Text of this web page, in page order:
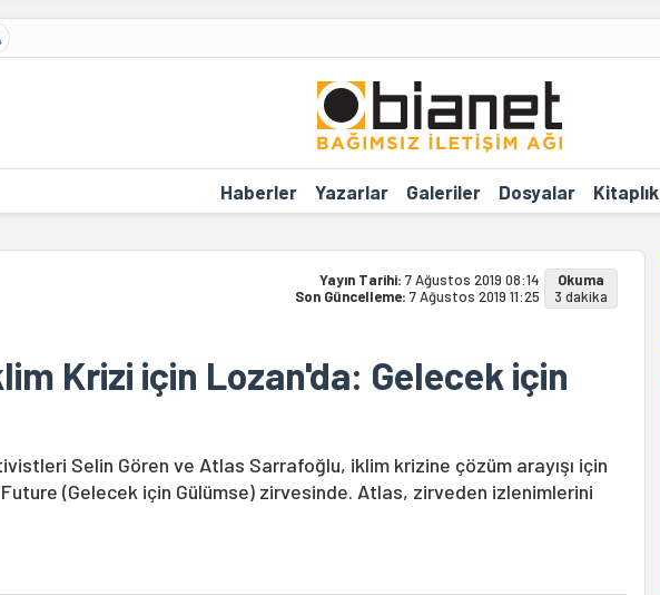
Haberler Yazarlar Galeriler Dosyalar Kitaplık
Yayın Tarihi: 7 Ağustos 2019 08:14
Son Güncelleme: 7 Ağustos 2019 11:25
Okuma
3 dakika
Krizi için Lozan'da: Gelecek için
Selin Gören ve Atlas Sarrafoğlu, iklim krizine çözüm arayışı için
(Gelecek için Gülümse) zirvesinde. Atlas, zirveden izlenimlerini